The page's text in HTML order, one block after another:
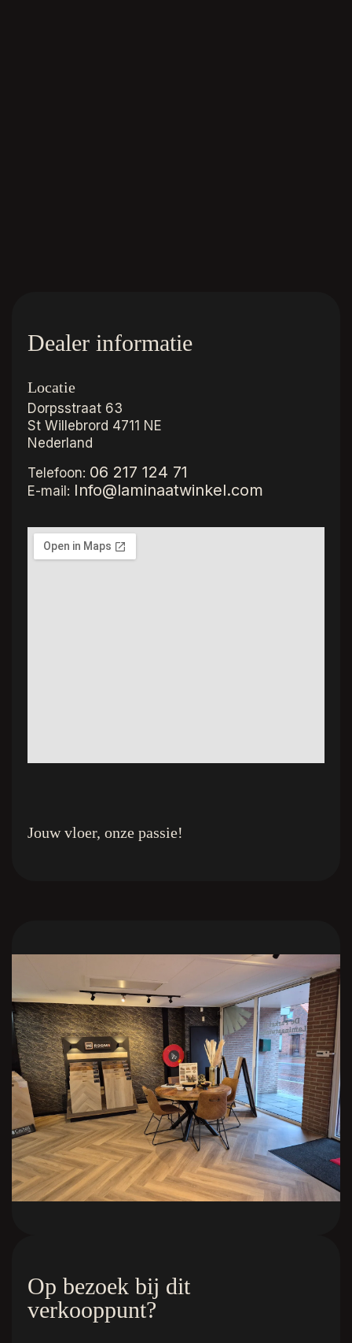
Dealer informatie
Locatie
Dorpsstraat 63
St Willebrord 4711 NE
Nederland
Telefoon: 06 217 124 71
E-mail: Info@laminaatwinkel.com
Jouw vloer, onze passie!
Op bezoek bij dit
verkooppunt?
De kleuren